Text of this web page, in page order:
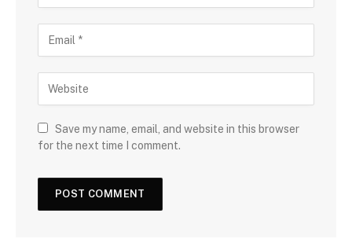
Save my name, email, and website in this browser
for the next time I comment.